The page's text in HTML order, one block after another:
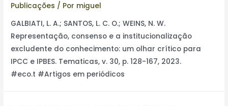
Publicações / Por miguel
GALBIATI, L. A.; SANTOS, L. C. O.; WEINS, N. W.
Representação, consenso e a institucionalização
excludente do conhecimento: um olhar crítico para
IPCC e IPBES. Tematicas, v. 30, p. 128-167, 2023.
#eco.t #Artigos em periódicos